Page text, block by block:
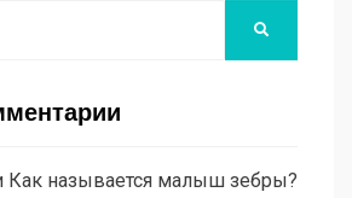
Как называется малыш зебры?